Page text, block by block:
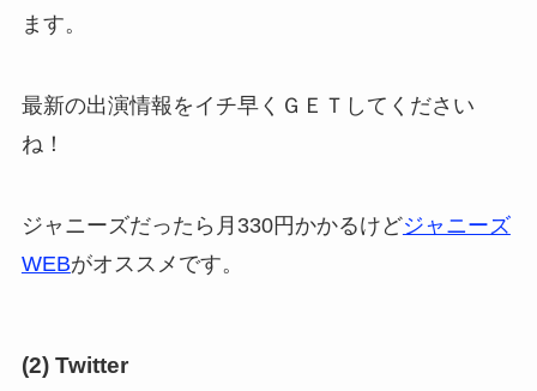
ます。
最新の出演情報をイチ早くＧＥＴしてください
ね！
ジャニーズだったら月330円かかるけどジャニーズ
WEBがオススメです。
(2) Twitter